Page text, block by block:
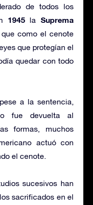
de todos los
1945laSuprema
como el cenote
que protegían el
quedar con todo
a la sentencia,
fue devuelta al
formas, muchos
actuó con
el cenote.
sucesivos han
sacrificados en el